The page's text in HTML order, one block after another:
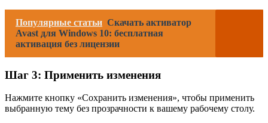
Популярные статьи Скачать активатор
Avast для Windows 10: бесплатная
активация без лицензии
Шаг 3: Применить изменения
Нажмите кнопку «Сохранить изменения», чтобы применить
выбранную тему без прозрачности к вашему рабочему столу.